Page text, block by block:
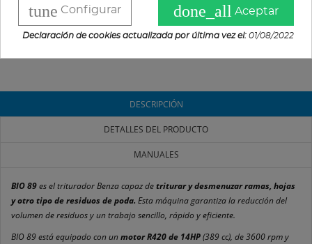
Condiciones de compra
DESCRIPCIÓN
DETALLES DEL PRODUCTO
MANUALES
BIO 89es el triturador Benza capaz detriturar y desmenuzar ramas, hojas
y otro tipo de residuos de poda. Esta máquina garantiza la reducción del
volumen de residuos y un trabajo sencillo, rápido y eficiente.
BIO 89 está equipado con unmotor R420 de 14HP(389 cc), de 3600 rpm y
done_all Aceptar
tune Configurar
Declaración de cookies actualizada por última vez el: 01/08/2022